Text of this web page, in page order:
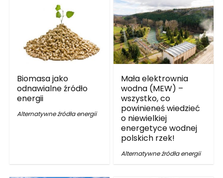
Biomasa jako
odnawialne źródło
energii
Alternatywne źródła energii
Mała elektrownia
wodna (MEW) –
wszystko, co
powinieneś wiedzieć
o niewielkiej
energetyce wodnej
polskich rzek!
Alternatywne źródła energii